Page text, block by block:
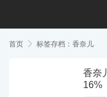
首页  标签存档：香奈儿
香奈
16%